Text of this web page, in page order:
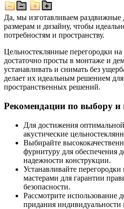
Да, мы изготавливаем
размерам и дизайну, чтобы
потребностям и пространству.
Цельностеклянные перегородки
достаточно просты в монтаже и
устанавливать и снимать без
делает их идеальным решением
пространственных решений.
Рекомендации по выбору и
Для достижения
акустические
Выбирайте
фурнитуру для обеспечения
надежности конструкции.
Устанавливайте
мастерами для гарантии
безопасности.
Рассмотрите использование
придания индивидуальности